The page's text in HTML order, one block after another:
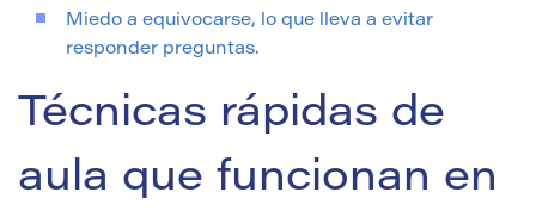
Miedo a equivocarse, lo que lleva a evitar
responder preguntas.
Técnicas rápidas de
aula que funcionan en